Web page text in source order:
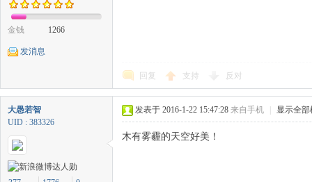
金钱 1266
发消息
回复 支持 反对
大愚若智
UID : 383326
发表于 2016-1-22 15:47:28 来自手机 显示全部
木有雾霾的天空好美！